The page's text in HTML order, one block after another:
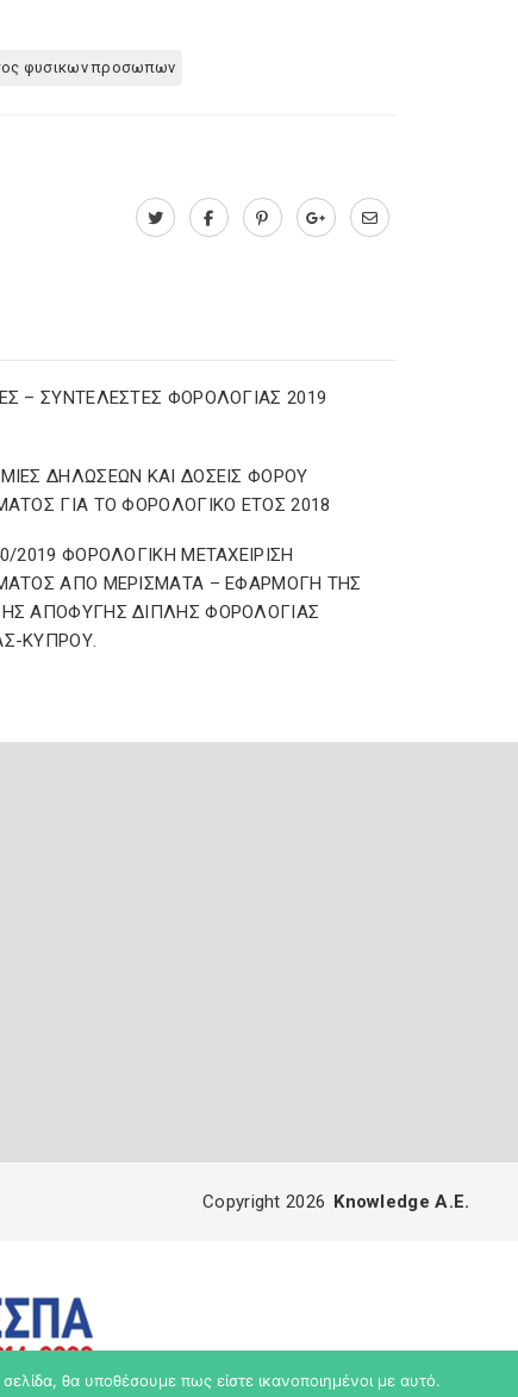
φυσικων προσωπων
– ΣΥΝΤΕΛΕΣΤΕΣ ΦΟΡΟΛΟΓΙΑΣ 2019
ΔΗΛΩΣΕΩΝ ΚΑΙ ΔΟΣΕΙΣ ΦΟΡΟΥ
ΓΙΑ ΤΟ ΦΟΡΟΛΟΓΙΚΟ ΕΤΟΣ 2018
2019 ΦΟΡΟΛΟΓΙΚΗ ΜΕΤΑΧΕΙΡΙΣΗ
ΑΠΟ ΜΕΡΙΣΜΑΤΑ – ΕΦΑΡΜΟΓΗ ΤΗΣ
ΑΠΟΦΥΓΗΣ ΔΙΠΛΗΣ ΦΟΡΟΛΟΓΙΑΣ
ΚΥΠΡΟΥ.
Copyright 2026 Knowledge A.E.
θα υποθέσουμε πως είστε ικανοποιημένοι με αυτό.